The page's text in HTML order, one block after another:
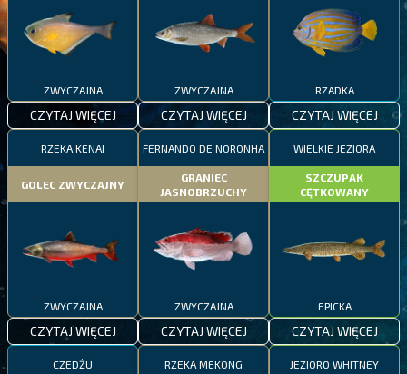
ZWYCZAJNA
CZYTAJ WIĘCEJ
ZWYCZAJNA
CZYTAJ WIĘCEJ
RZADKA
CZYTAJ WIĘCEJ
RZEKA KENAI
GOLEC ZWYCZAJNY
ZWYCZAJNA
CZYTAJ WIĘCEJ
FERNANDO DE NORONHA
GRANIEC
JASNOBRZUCHY
ZWYCZAJNA
CZYTAJ WIĘCEJ
WIELKIE JEZIORA
SZCZUPAK
CĘTKOWANY
EPICKA
CZYTAJ WIĘCEJ
CZEDŻU RZEKA MEKONG JEZIORO WHITNEY